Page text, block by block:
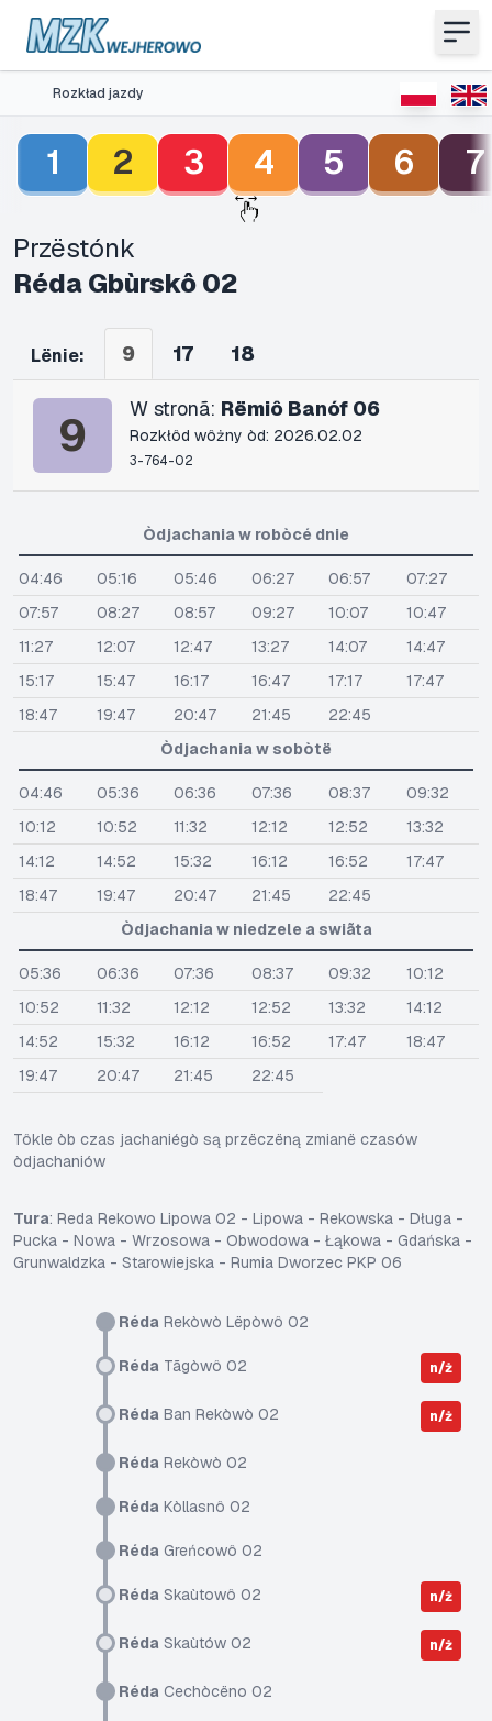
Rozkład jazdy
1 2 3 4 5 6 7
Przëstónk
Réda Gbùrskô 02
Lënie: 9 17 18
9 W stronã: Rëmiô Banóf 06
Rozkłôd wôżny òd: 2026.02.02
3-764-02
Réda Rekòwò Lëpòwô 02
Réda Tãgòwô 02 n/ż
Réda Ban Rekòwò 02 n/ż
Réda Rekòwò 02
Réda Kòllasnô 02
Réda Greńcowô 02
Réda Skaùtowô 02 n/ż
Réda Skaùtów 02 n/ż
Réda Cechòcëno 02
Òdjachania w robòcé dnie
04:46 05:16 05:46 06:27 06:57
07:27
07:57
08:27 08:57 09:27 10:07
10:47
11:27
12:07 12:47 13:27 14:07
14:47
15:17
15:47 16:17 16:47 17:17
17:47
18:47
19:47 20:47 21:45
22:45
Òdjachania w sobòtë
04:46 05:36 06:36 07:36 08:37
09:32
10:12
10:52 11:32 12:12 12:52
13:32
14:12
14:52 15:32 16:12 16:52
17:47
18:47
19:47 20:47 21:45
22:45
Òdjachania w niedzele a swiãta
05:36 06:36 07:36 08:37 09:32
10:12
10:52
11:32 12:12 12:52 13:32
14:12
14:52
15:32 16:12 16:52 17:47
18:47
19:47
20:47 21:45 22:45
Tôkle òb czas jachaniégò są przëczëną zmianë czasów
òdjachaniów
Tura: Reda Rekowo Lipowa 02 - Lipowa - Rekowska - Długa -
Pucka - Nowa - Wrzosowa - Obwodowa - Łąkowa - Gdańska -
Grunwaldzka - Starowiejska - Rumia Dworzec PKP 06